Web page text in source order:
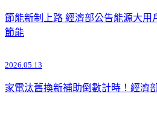
節能新制上路 經濟部公告能源大用
節能
2026.05.13
家電汰舊換新補助倒數計時！經濟